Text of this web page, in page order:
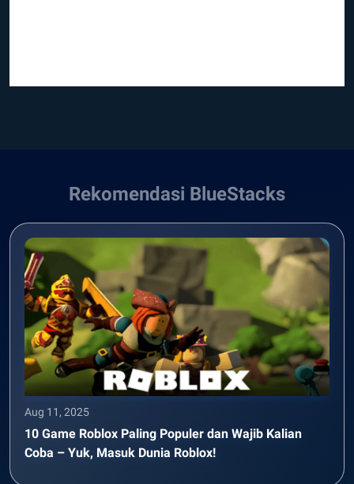
Rekomendasi BlueStacks
Aug 11, 2025
10 Game Roblox Paling Populer dan Wajib Kalian
Coba – Yuk, Masuk Dunia Roblox!